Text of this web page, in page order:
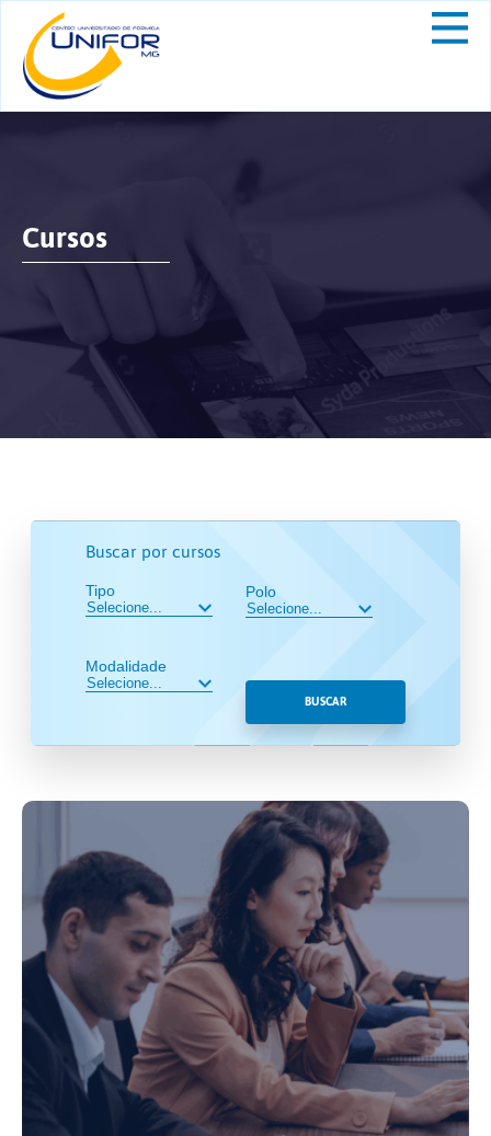
Cursos
Buscar por cursos
Tipo
Modalidade
Polo
BUSCAR